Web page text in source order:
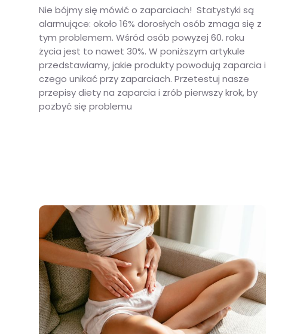
Nie bójmy się mówić o zaparciach! Statystyki są
alarmujące: około 16% dorosłych osób zmaga się z
tym problemem. Wśród osób powyżej 60. roku
życia jest to nawet 30%. W poniższym artykule
przedstawiamy, jakie produkty powodują zaparcia i
czego unikać przy zaparciach. Przetestuj nasze
przepisy diety na zaparcia i zrób pierwszy krok, by
pozbyć się problemu